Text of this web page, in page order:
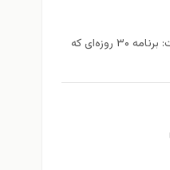
تمرین در خانه بدون تجهیزات: برنامه ۳۰ روزه‌ای که